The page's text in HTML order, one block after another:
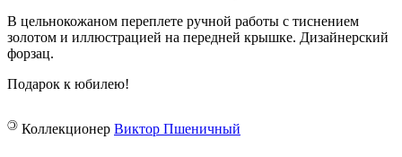
В цельнокожаном переплете ручной работы с тиснением
золотом и иллюстрацией на передней крышке. Дизайнерский
форзац.
Подарок к юбилею!
© Коллекционер Виктор Пшеничный